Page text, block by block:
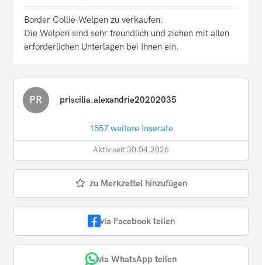
Border Collie-Welpen zu verkaufen.
Die Welpen sind sehr freundlich und ziehen mit allen
erforderlichen Unterlagen bei Ihnen ein.
PR priscilia.alexandrie20202035
1557 weitere Inserate
Aktiv seit 30.04.2026
zu Merkzettel hinzufügen
via Facebook teilen
via WhatsApp teilen